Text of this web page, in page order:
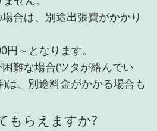
合は、別途出張費がかかり
～となります。
難な場合(ツタが絡んでい
は、別途料金がかかる場合も
もらえますか?